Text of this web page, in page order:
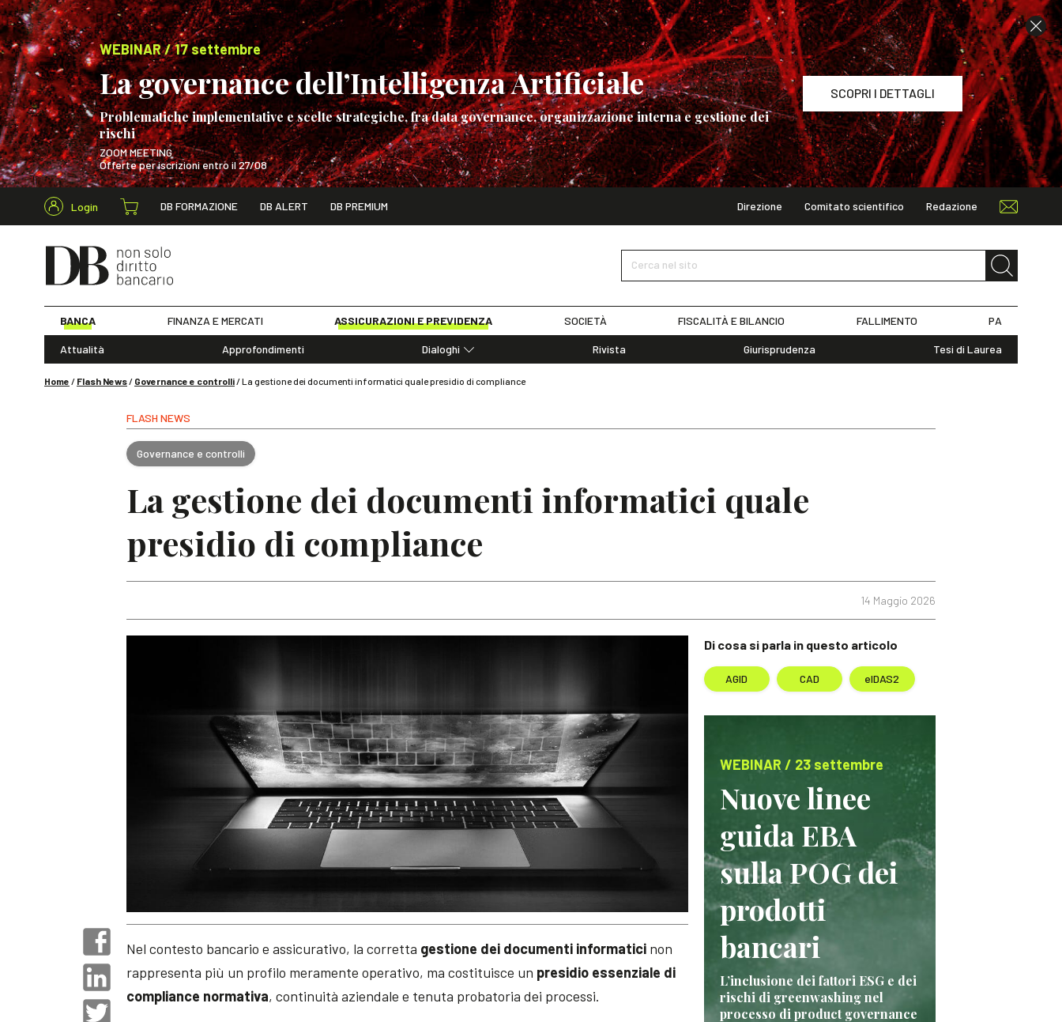
WEBINAR / 17 settembre
La governance dell’Intelligenza Artificiale
Problematiche implementative e scelte strategiche, fra data governance, organizzazione interna e gestione dei
rischi
ZOOM MEETING
Offerte per iscrizioni entro il 27/08
SCOPRI I DETTAGLI
WEBINAR / 17 settembre
Login DB FORMAZIONE DB ALERT DB PREMIUM Direzione Comitato scientifico Redazione
Cerca nel sito
Cerca nel sito
BANCA FINANZA E MERCATI ASSICURAZIONI E PREVIDENZA SOCIETÀ FISCALITÀ E BILANCIO FALLIMENTO PA
Attualità Approfondimenti
Dialoghi
Rivista Giurisprudenza Tesi di Laurea
Home / Flash News/ Governance e controlli/La gestione dei documenti informatici quale presidio di compliance
FLASH NEWS
Governance e controlli
La gestione dei documenti informatici quale
presidio di compliance
14 Maggio 2026
Nel contesto bancario e assicurativo, la corretta gestione dei documenti informatici non
rappresenta più un profilo meramente operativo, ma costituisce un presidio essenziale di
compliance normativa, continuità aziendale e tenuta probatoria dei processi.
Di cosa si parla in questo articolo
AGID CAD eIDAS2
WEBINAR / 23 settembre
Nuove linee
guida EBA
sulla POG dei
prodotti
bancari
L’inclusione dei fattori ESG e dei
rischi di greenwashing nel
processo di product governance